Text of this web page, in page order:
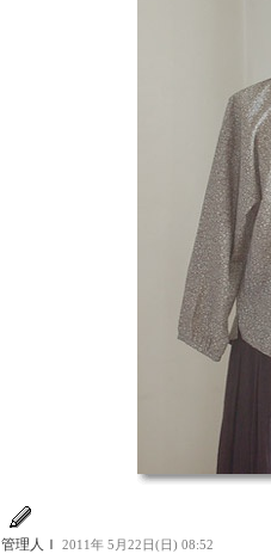
管理人Ｉ 2011年 5月22日(日) 08:52